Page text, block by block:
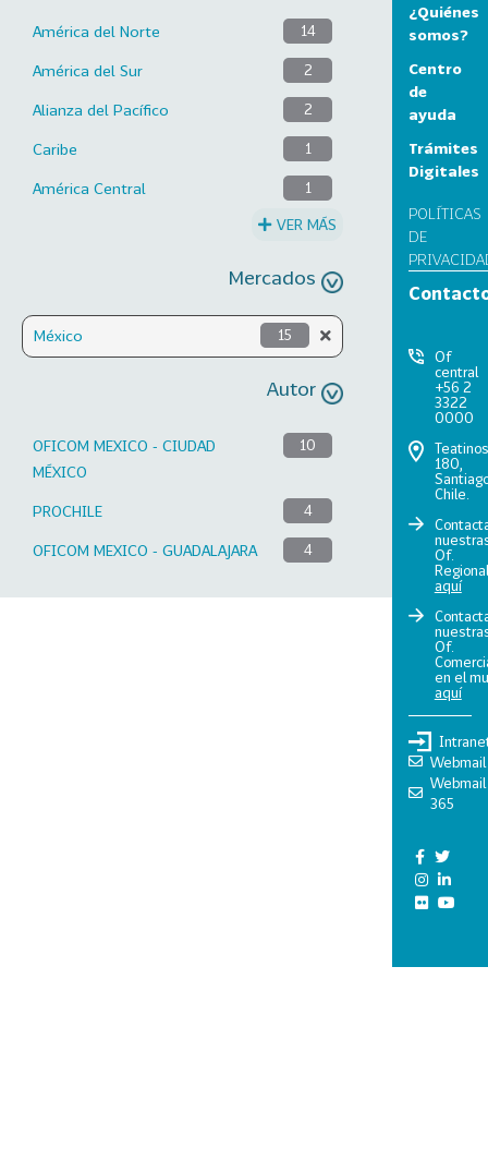
América del Norte 14
América del Sur 2
Alianza del Pacífico 2
Caribe 1
América Central 1
VER MÁS
Mercados
México 15
Autor
OFICOM MEXICO - CIUDAD
MÉXICO
10
PROCHILE 4
OFICOM MEXICO - GUADALAJARA 4
¿Quiénes
somos?
Centro
de
ayuda
Trámites
Digitales
POLÍTICAS
DE
Of
central
+56 2
3322
0000
Teatinos
180,
Chile.
Of.
aquí
Of.
en el
aquí
Webmail
Webmail
365